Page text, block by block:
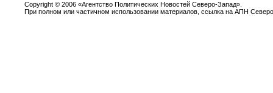
Copyright © 2006 «Агентство Политических Новостей Северо-Запад».
При полном или частичном использовании материалов, ссылка на АПН